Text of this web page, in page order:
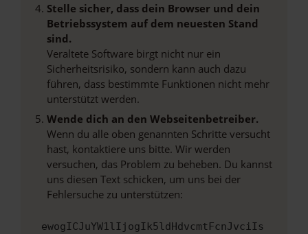
Stelle sicher, dass dein Browser und dein
Betriebssystem auf dem neuesten Stand
sind.
Veraltete Software birgt nicht nur ein
Sicherheitsrisiko, sondern kann auch dazu
führen, dass bestimmte Funktionen nicht mehr
unterstützt werden.
Wende dich an den Webseitenbetreiber.
Wenn du alle oben genannten Schritte versucht
hast, kontaktiere uns bitte. Wir werden
versuchen, das Problem zu beheben. Du kannst
uns diesen Text schicken, um uns bei der
Fehlersuche zu unterstützen:
ewogICJuYW1lIjogIk5ldHdvcmtFcnJvciIs